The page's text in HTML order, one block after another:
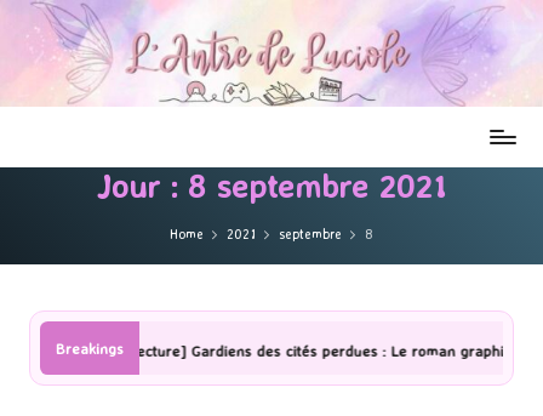
Jour : 8 septembre 2021
Home 2021 septembre 8
Breakings
[Lecture] Gardiens des cités perdues : Le roman graphique Tome 1